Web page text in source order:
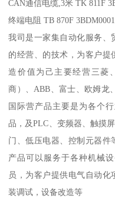
CAN通信电缆,3米 TK 811F
终端电阻 TB 870F
我司是一家集自动化服务、
的经营、的技术，为客户提
造价值为己主要经营三菱
商）、ABB、富士、欧姆龙
国际营产品主要是为各个
品，及PLC、变频器、触摸
门、低压电器、控制元器件
产品可以服务于各种机械
员，为客户提供电气自动
装调试，设备改造等